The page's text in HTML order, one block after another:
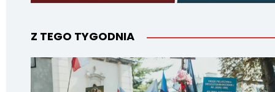
Z TEGO TYGODNIA